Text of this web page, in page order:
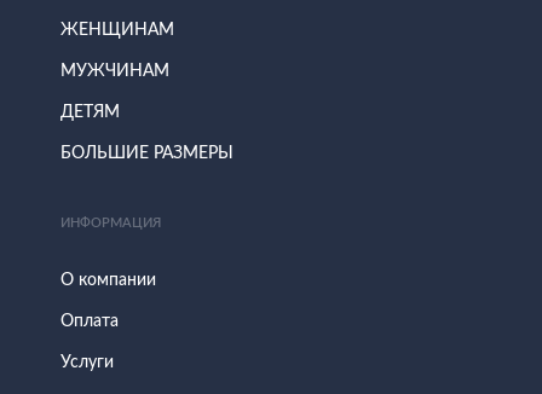
ЖЕНЩИНАМ
МУЖЧИНАМ
ДЕТЯМ
БОЛЬШИЕ РАЗМЕРЫ
ИНФОРМАЦИЯ
О компании
Оплата
Услуги